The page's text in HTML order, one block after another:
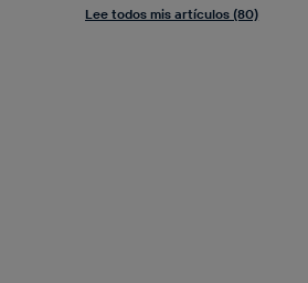
Lee todos mis artículos (80)